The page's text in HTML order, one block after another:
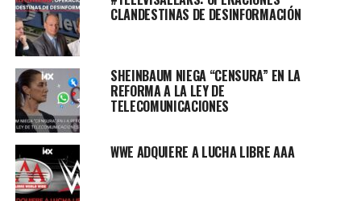
CLANDESTINAS DE DESINFORMACIÓN
SHEINBAUM NIEGA “CENSURA” EN LA
REFORMA A LA LEY DE
TELECOMUNICACIONES
WWE ADQUIERE A LUCHA LIBRE AAA